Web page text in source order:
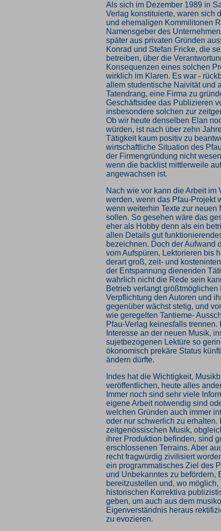
Als sich im Dezember 1989 in
Verlag konstituierte, waren sich
und ehemaligen Kommilitonen
Namensgeber des
später aus privaten Gründen
Konrad und Stefan Fricke, die
betreiben, über die
Konsequenzen eines solchen
wirklich im Klaren. Es war -
allem studentische Naivität und
Tatendrang, eine Firma zu
Geschäftsidee das Publizieren
insbesondere solchen zur
Ob wir heute denselben Elan
würden, ist nach über zehn
Tätigkeit kaum positiv zu
wirtschaftliche Situation des
der Firmengründung nicht
wenn die backlist mittlerweile
angewachsen ist.
Nach wie vor kann die Arbeit im
werden, wenn das Pfau-Projekt
wenn weiterhin Texte zur neuen
sollen. So gesehen wäre das
eher als Hobby denn als ein
allen Details gut
bezeichnen. Doch der Aufwand
vom Aufspüren, Lektorieren bis
derart groß, zeit- und
der Entspannung dienenden
wahrlich nicht die Rede sein
Betrieb verlangt größtmöglichen
Verpflichtung den Autoren und
gegenüber wächst stetig, und
wie geregelten Tantieme-
Pfau-Verlag keinesfalls trennen.
Interesse an der neuen Musik,
sujetbezogenen Lektüre so
ökonomisch prekäre Status
ändern dürfte.
Indes hat die Wichtigkeit,
veröffentlichen, heute alles
Immer noch sind sehr viele
eigene Arbeit notwendig sind
welchen Gründen auch immer
oder nur schwerlich zu erhalten.
zeitgenössischen Musik,
ihrer Produktion befinden, sind
erschlossenen Terrains. Aber
recht fragwürdig zivilisiert
ein programmatisches Ziel des
und Unbekanntes zu befördern,
bereitzustellen und, wo
historischen Korrektiva
geben, um auch aus dem
Eigenverständnis heraus
zu evozieren.